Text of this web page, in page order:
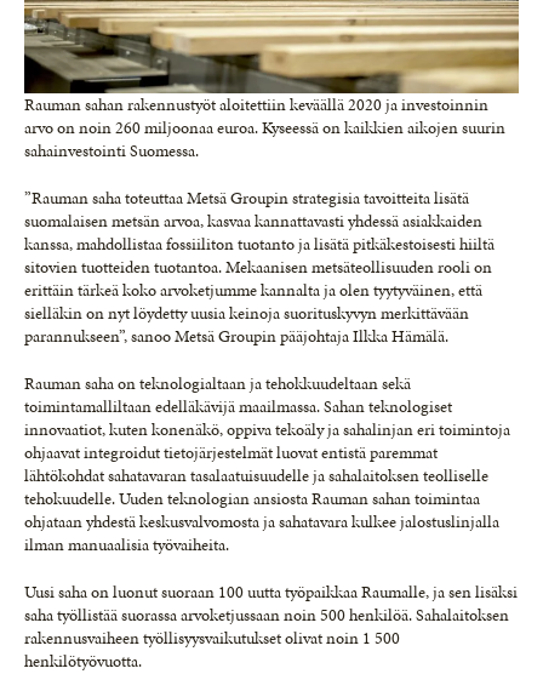
Rauman sahan rakennustyöt aloitettiin keväällä 2020 ja investoinnin
arvo on noin 260 miljoonaa euroa. Kyseessä on kaikkien aikojen suurin
sahainvestointi Suomessa.
”Rauman saha toteuttaa Metsä Groupin strategisia tavoitteita lisätä
suomalaisen metsän arvoa, kasvaa kannattavasti yhdessä asiakkaiden
kanssa, mahdollistaa fossiiliton tuotanto ja lisätä pitkäkestoisesti hiiltä
sitovien tuotteiden tuotantoa. Mekaanisen metsäteollisuuden rooli on
erittäin tärkeä koko arvoketjumme kannalta ja olen tyytyväinen, että
sielläkin on nyt löydetty uusia keinoja suorituskyvyn merkittävään
parannukseen”, sanoo Metsä Groupin pääjohtaja Ilkka Hämälä.
Rauman saha on teknologialtaan ja tehokkuudeltaan sekä
toimintamalliltaan edelläkävijä maailmassa. Sahan teknologiset
innovaatiot, kuten konenäkö, oppiva tekoäly ja sahalinjan eri toimintoja
ohjaavat integroidut tietojärjestelmät luovat entistä paremmat
lähtökohdat sahatavaran tasalaatuisuudelle ja sahalaitoksen teolliselle
tehokuudelle. Uuden teknologian ansiosta Rauman sahan toimintaa
ohjataan yhdestä keskusvalvomosta ja sahatavara kulkee jalostuslinjalla
ilman manuaalisia työvaiheita.
Uusi saha on luonut suoraan 100 uutta työpaikkaa Raumalle, ja sen lisäksi
saha työllistää suorassa arvoketjussaan noin 500 henkilöä. Sahalaitoksen
rakennusvaiheen työllisyysvaikutukset olivat noin 1 500
henkilötyövuotta.